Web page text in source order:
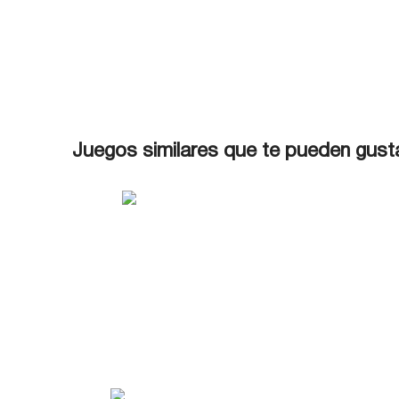
Juegos similares que te pueden